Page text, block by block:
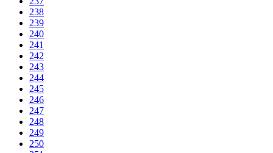
238
239
240
241
242
243
244
245
246
247
248
249
250